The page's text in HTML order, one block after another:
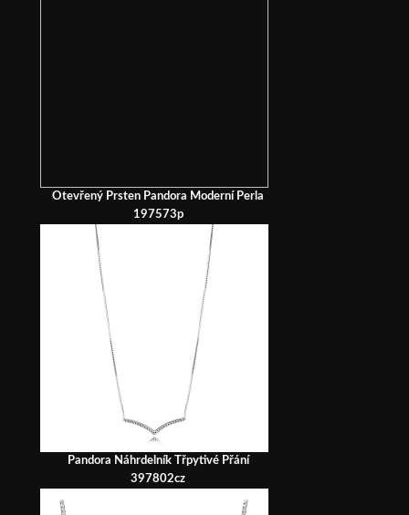
Otevřený Prsten Pandora Moderní Perla
197573p
Pandora Náhrdelník Třpytivé Přání
397802cz